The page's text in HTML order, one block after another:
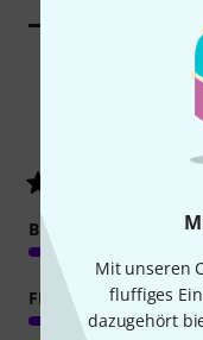
Mit unseren
fluffiges
dazugehört
BETRIEBSGERÄUSCH
FEATURES